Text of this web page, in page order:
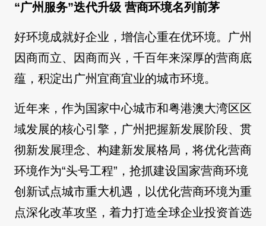
“广州服务”迭代升级 营商环境名列前茅
好环境成就好企业，增信心重在优环境。广州
因商而立、因商而兴，千百年来深厚的营商底
蕴，积淀出广州宜商宜业的城市环境。
近年来，作为国家中心城市和粤港澳大湾区区
域发展的核心引擎，广州把握新发展阶段、贯
彻新发展理念、构建新发展格局，将优化营商
环境作为“头号工程”，抢抓建设国家营商环境
创新试点城市重大机遇，以优化营商环境为重
点深化改革攻坚，着力打造全球企业投资首选